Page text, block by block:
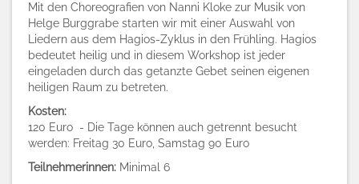
Mit den Choreografien von Nanni Kloke zur Musik von
Helge Burggrabe starten wir mit einer Auswahl von
Liedern aus dem Hagios-Zyklus in den Frühling. Hagios
bedeutet heilig und in diesem Workshop ist jeder
eingeladen durch das getanzte Gebet seinen eigenen
heiligen Raum zu betreten.
Kosten:
120 Euro - Die Tage können auch getrennt besucht
werden: Freitag 30 Euro, Samstag 90 Euro
Teilnehmerinnen: Minimal 6